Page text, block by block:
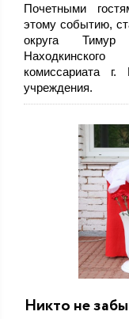
Почетными
этому событию,
округа
комиссариата
учреждения.
Никто не